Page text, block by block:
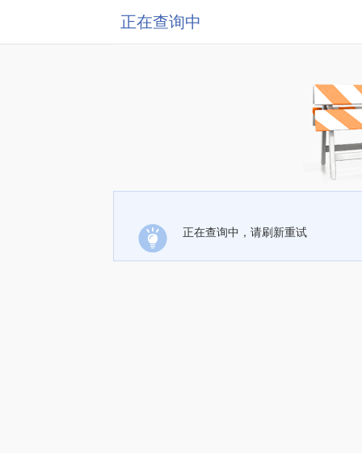
正在查询中
正在查询中，请刷新重试